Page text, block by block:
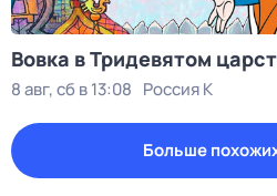
Вовка в Тридевятом
8 авг, сб в 13:08 Россия К
Больше